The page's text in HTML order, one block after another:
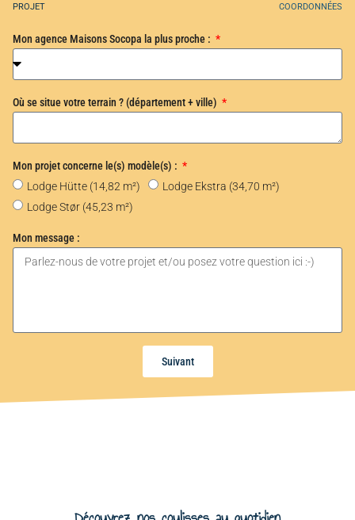
PROJET
COORDONNÉES
Mon agence Maisons Socopa la plus proche :
Où se situe votre terrain ? (département + ville)
Mon projet concerne le(s) modèle(s) :
Lodge Hütte (14,82 m²)
Lodge Ekstra (34,70 m²)
Lodge Stør (45,23 m²)
Mon message :
Suivant